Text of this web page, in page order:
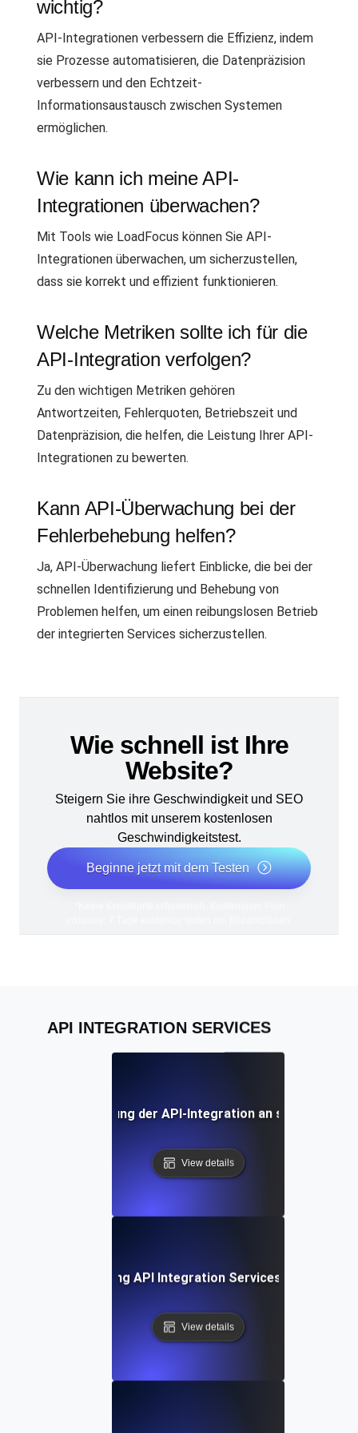
wichtig?
API-Integrationen verbessern die Effizienz, indem
sie Prozesse automatisieren, die Datenpräzision
verbessern und den Echtzeit-
Informationsaustausch zwischen Systemen
ermöglichen.
Wie kann ich meine API-
Integrationen überwachen?
Mit Tools wie LoadFocus können Sie API-
Integrationen überwachen, um sicherzustellen,
dass sie korrekt und effizient funktionieren.
Welche Metriken sollte ich für die
API-Integration verfolgen?
Zu den wichtigen Metriken gehören
Antwortzeiten, Fehlerquoten, Betriebszeit und
Datenpräzision, die helfen, die Leistung Ihrer API-
Integrationen zu bewerten.
Kann API-Überwachung bei der
Fehlerbehebung helfen?
Ja, API-Überwachung liefert Einblicke, die bei der
schnellen Identifizierung und Behebung von
Problemen helfen, um einen reibungslosen Betrieb
der integrierten Services sicherzustellen.
Wie schnell ist Ihre
Website?
Steigern Sie ihre Geschwindigkeit und SEO
nahtlos mit unserem kostenlosen
Geschwindigkeitstest.
Beginne jetzt mit dem Testen
API INTEGRATION SERVICES
der Auslagerung der API-Integration an
View details
Study: Leveraging API Integration Services for
View details